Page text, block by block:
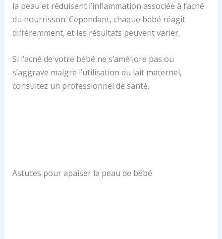
la peau et réduisent l’inflammation associée à l’acné
du nourrisson. Cependant, chaque bébé réagit
différemment, et les résultats peuvent varier.
Si l’acné de votre bébé ne s’améliore pas ou
s’aggrave malgré l’utilisation du lait maternel,
consultez un professionnel de santé.
Astuces pour apaiser la peau de bébé